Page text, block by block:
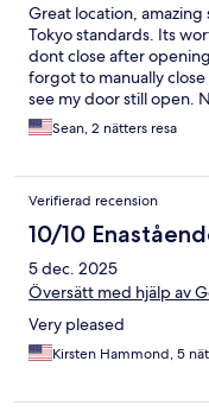
Great location,
Tokyo standards. Its
dont close after
forgot to manually
see my door still open.
is only a one person
an issue getting a
recommend this hotel.
Sean, 2 nätters resa
Verifierad recension
10/10
5 dec. 2025
Översätt med hjälp av
Very pleased
Kirsten Hammond, 5